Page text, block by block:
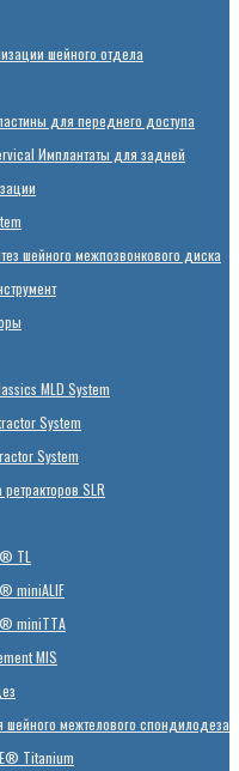
шейного отдела
для переднего доступа
Имплантаты для задней
шейного межпозвонкового диска
MLD System
System
System
SLR
TL
miniALIF
miniTTA
MIS
межтелового спондилодеза
Titanium